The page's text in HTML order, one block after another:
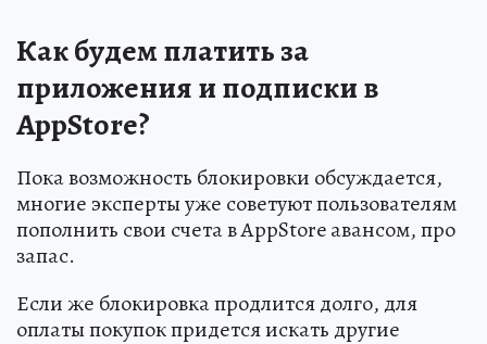
Как будем платить за
приложения и подписки в
AppStore?
Пока возможность блокировки обсуждается,
многие эксперты уже советуют пользователям
пополнить свои счета в AppStore авансом, про
запас.
Если же блокировка продлится долго, для
оплаты покупок придется искать другие